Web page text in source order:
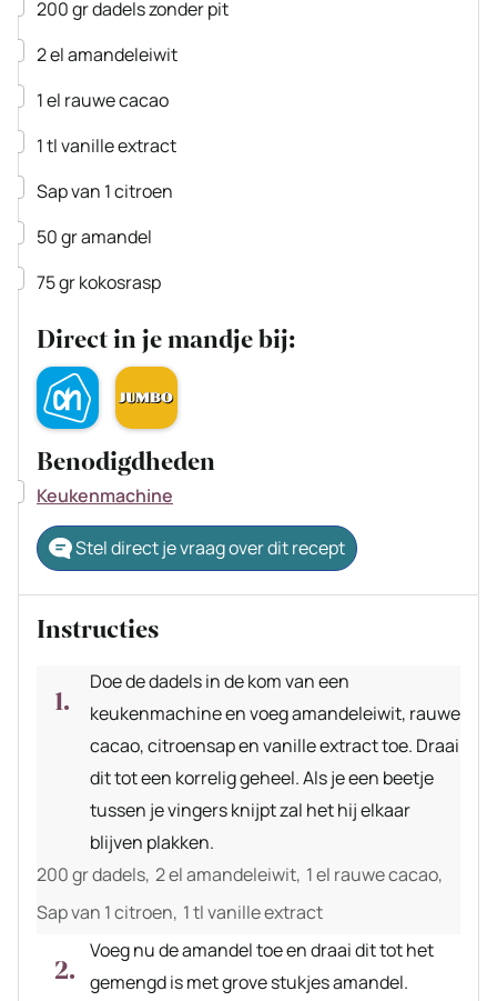
200grdadelszonder pit
▢
2elamandeleiwit
▢
1el rauwe cacao
▢
1tlvanille extract
▢
Sap van 1 citroen
▢
50gramandel
▢
75grkokosrasp
Direct in je mandje bij:
Benodigdheden
▢
Keukenmachine
Stel direct je vraag over dit recept
Instructies
Doe de dadels in de kom van een
keukenmachine en voeg amandeleiwit, rauwe
cacao, citroensap en vanille extract toe. Draai
dit tot een korrelig geheel. Als je een beetje
tussen je vingers knijpt zal het hij elkaar
blijven plakken.
200 gr dadels, 2 el amandeleiwit, 1 el rauwe cacao,
Sap van 1 citroen, 1 tl vanille extract
Voeg nu de amandel toe en draai dit tot het
gemengd is met grove stukjes amandel.